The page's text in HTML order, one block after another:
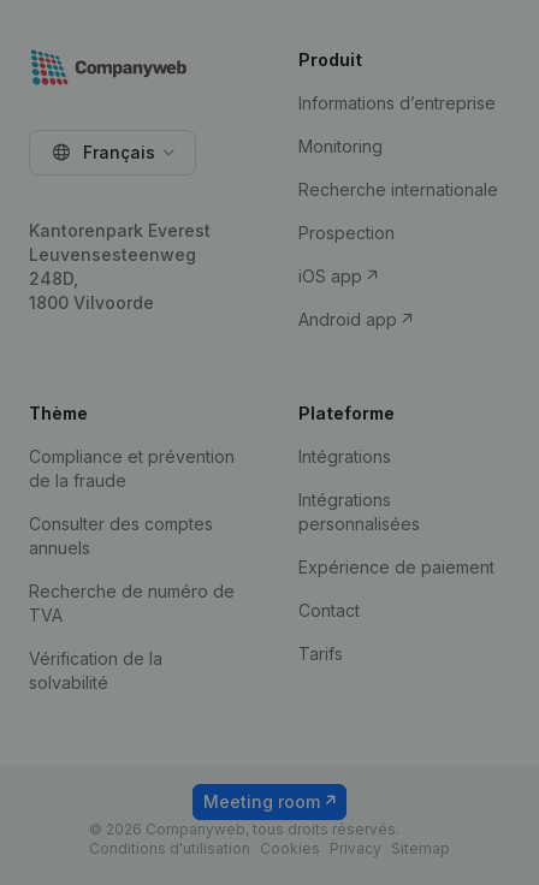
Français
Kantorenpark Everest
Leuvensesteenweg
248D,
1800 Vilvoorde
Produit
Informations d’entreprise
Monitoring
Recherche internationale
Prospection
iOS app
Android app
Thème
Compliance et prévention
de la fraude
Consulter des comptes
annuels
Recherche de numéro de
TVA
Vérification de la
solvabilité
Plateforme
Intégrations
Intégrations
personnalisées
Expérience de paiement
Contact
Tarifs
© 2026 Companyweb, tous droits réservés.
Conditions d'utilisation
Cookies Privacy Sitemap
Meeting room